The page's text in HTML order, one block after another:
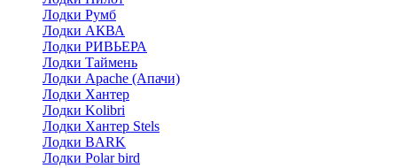
Лодки Румб
Лодки АКВА
Лодки РИВЬЕРА
Лодки Таймень
Лодки Apache (Апачи)
Лодки Хантер
Лодки Kolibri
Лодки Хантер Stels
Лодки BARK
Лодки Polar bird